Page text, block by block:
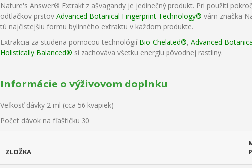
Nature's Answer® Extrakt z ašvagandy je jedinečný produkt. Pri použití
odtlačkov prstov Advanced Botanical Fingerprint Technology® vám značka
tú najčistejšiu formu bylinného extraktu v každom produkte.
Extrakcia za studena pomocou technológií Bio-Chelated®, Advanced
Holistically Balanced® si zachováva všetku energiu pôvodnej rastliny.
Informácie o výživovom doplnku
Veľkosť dávky 2 ml (cca 56 kvapiek)
Počet dávok na fľaštičku 30
ZLOŽKA